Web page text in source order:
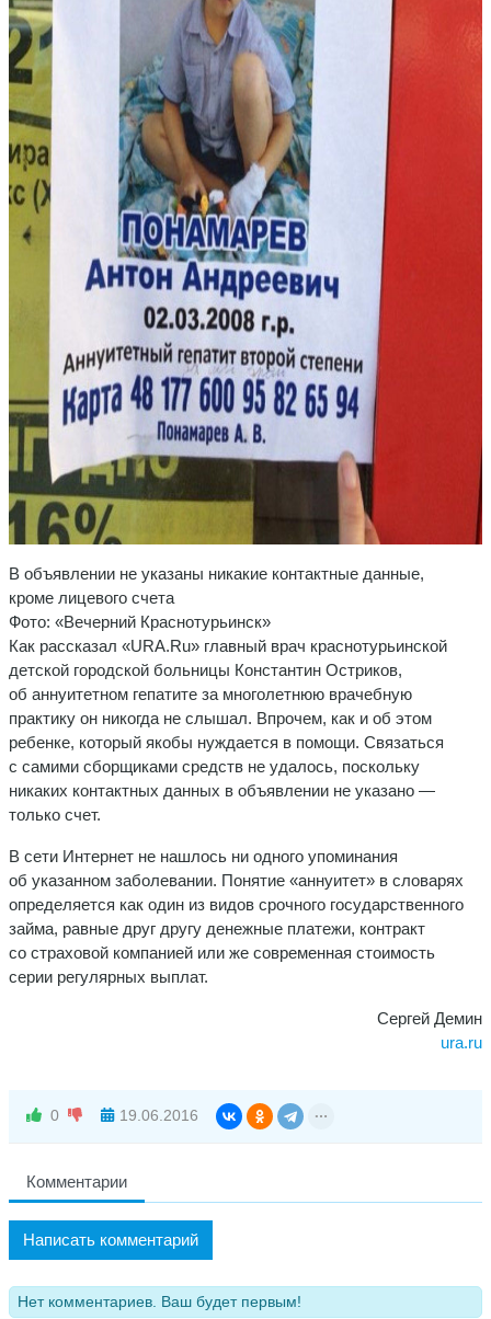
В объявлении не указаны никакие контактные данные,
кроме лицевого счета
Фото: «Вечерний Краснотурьинск»
Как рассказал «URA.Ru» главный врач краснотурьинской
детской городской больницы Константин Остриков,
об аннуитетном гепатите за многолетнюю врачебную
практику он никогда не слышал. Впрочем, как и об этом
ребенке, который якобы нуждается в помощи. Связаться
с самими сборщиками средств не удалось, поскольку
никаких контактных данных в объявлении не указано —
только счет.
В сети Интернет не нашлось ни одного упоминания
об указанном заболевании. Понятие «аннуитет» в словарях
определяется как один из видов срочного государственного
займа, равные друг другу денежные платежи, контракт
со страховой компанией или же современная стоимость
серии регулярных выплат.
Сергей Демин
ura.ru
0 19.06.2016
Комментарии
Написать комментарий
Нет комментариев. Ваш будет первым!